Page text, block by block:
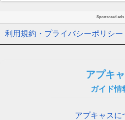
Sponsored ads
利用規約・プライバシーポリシー
アプキ
ガイド情
アプキャスに